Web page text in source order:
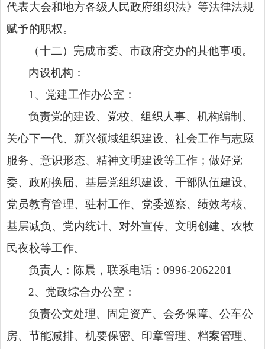
代表大会和地方各级人民政府组织法》等法律法规
赋予的职权。
（十二）完成市委、市政府交办的其他事项。
内设机构：
1、党建工作办公室：
负责党的建设、党校、组织人事、机构编制、
关心下一代、新兴领域组织建设、社会工作与志愿
服务、意识形态、精神文明建设等工作；做好党
委、政府换届、基层党组织建设、干部队伍建设、
党员教育管理、驻村工作、党委巡察、绩效考核、
基层减负、党内统计、对外宣传、文明创建、农牧
民夜校等工作。
负责人：陈晨，联系电话：0996-2062201
2、党政综合办公室：
负责公文处理、固定资产、会务保障、公车公
房、节能减排、机要保密、印章管理、档案管理、